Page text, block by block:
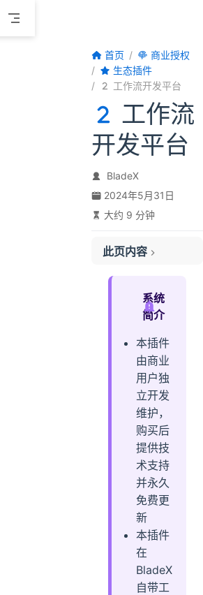
首页
商业授权
生态插件
工作流开发平台
工作流
开发平台
BladeX
2024年5月31日
大约 9 分钟
此页内容
定价说明
系统
简介
本插件
由商业
用户独
立开发
维护，
购买后
提供技
术支持
并永久
免费更
新
本插件
在
BladeX
自带工